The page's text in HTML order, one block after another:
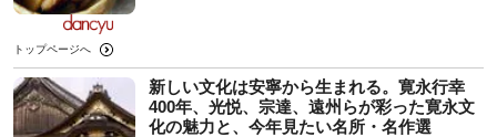
トップページへ
新しい文化は安寧から生まれる。寛永行幸
400年、光悦、宗達、遠州らが彩った寛永文
化の魅力と、今年見たい名所・名作選